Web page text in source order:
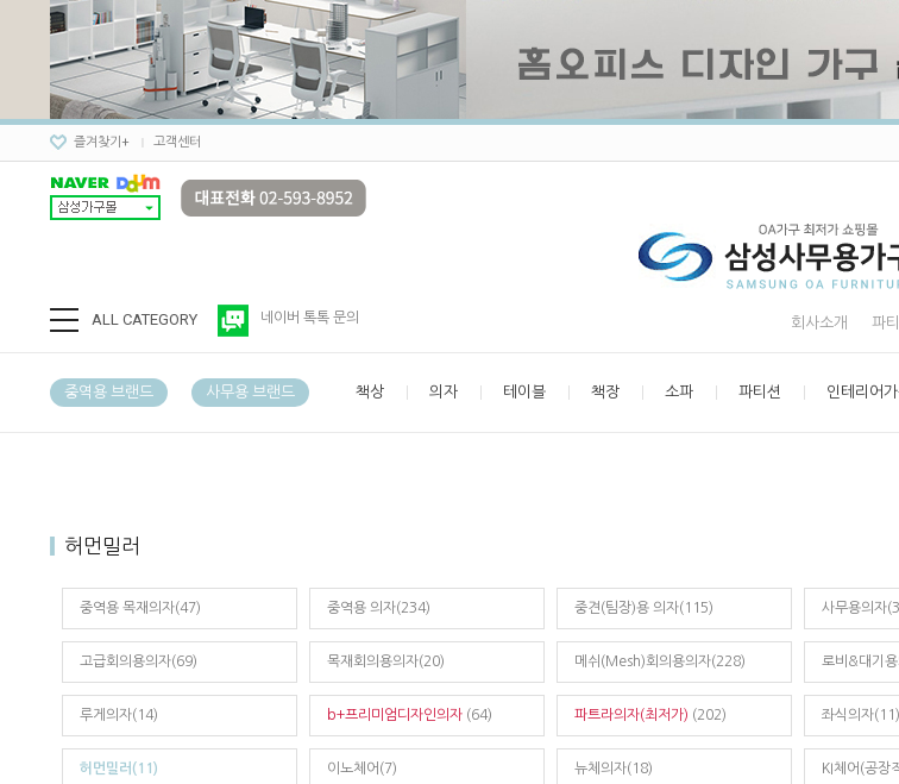
즐겨찾기+ 고객센터
ALL CATEGORY 네이버 톡톡 문의 회사소개 파
중역용 브랜드 사무용 브랜드 책상 의자 테이블 책장 소파 파티션 인테리어
허먼밀러
중역용 목재의자(47) 중역용 의자(234) 중견(팀장)용 의자(115) 사무용의자
고급회의용의자(69) 목재회의용의자(20) 메쉬(Mesh)회의용의자(228) 로비&대기
루게의자(14) b+프리미엄디자인의자 (64) 파트라의자(최저가) (202) 좌식의자(11)
허먼밀러(11) 이노체어(7) 뉴체의자(18) KI체어(공장